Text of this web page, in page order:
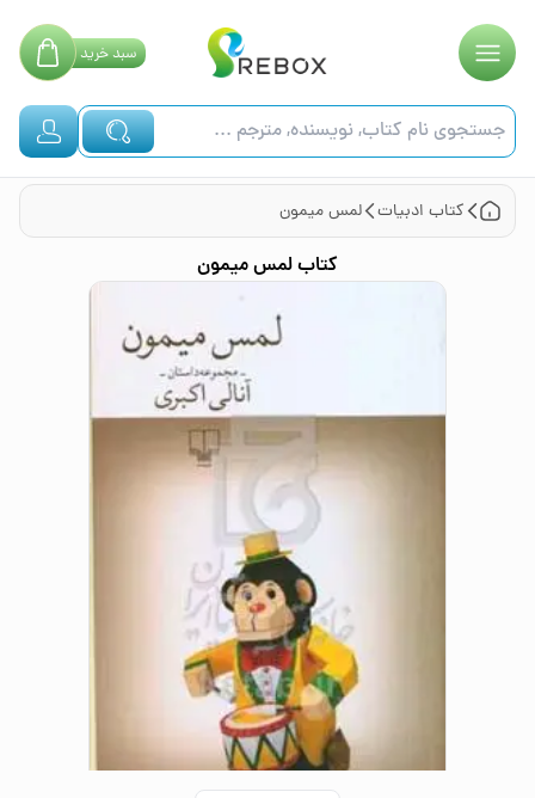
سبدخرید
کتاب ادبیات لمس میمون
کتابلمس میمون